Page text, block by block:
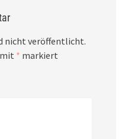
nicht veröffentlicht.
* markiert